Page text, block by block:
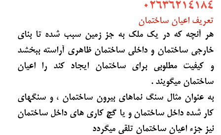
02636214184
تعریف اعیان ساختمان
هر آنچه که در یک ملک به جز زمین سبب شده تا بنای
خارجی ساختمان و داخلی ساختمان ظاهری آراسته ببخشد
و کیفیت مطلوبی برای ساختمان ایجاد کند را اعیان
ساختمان میگویند .
به عنوان مثال سنگ نماهای بیرون ساختمان ، و سنگهای
کار شده داخل ساختمان و یا گچ کاری های داخل ساختمان
نیز جزء اعیان ساختمان تلقی میگردد